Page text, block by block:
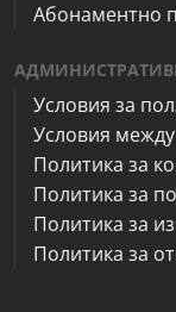
Абонаментно
Условия за
Условия
Политика за
Политика за
Политика за
Политика за